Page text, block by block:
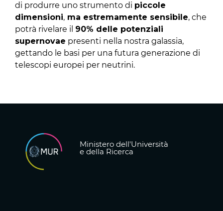
di produrre uno strumento di piccole
dimensioni, ma estremamente sensibile, che
potrà rivelare il 90% delle potenziali
supernovae presenti nella nostra galassia,
gettando le basi per una futura generazione di
telescopi europei per neutrini.
Ministero dell'Università
e della Ricerca